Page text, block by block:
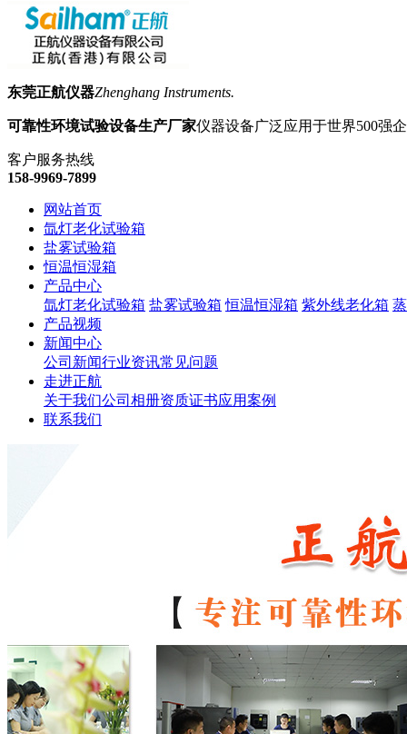
东莞正航仪器Zhenghang Instruments.
可靠性环境试验设备生产厂家仪器设备广泛应用于世界500强
客户服务热线
158-9969-7899
网站首页
氙灯老化试验箱
盐雾试验箱
恒温恒湿箱
产品中心
氙灯老化试验箱 盐雾试验箱 恒温恒湿箱 紫外线老化箱
产品视频
新闻中心
公司新闻行业资讯常见问题
走进正航
关于我们公司相册资质证书应用案例
联系我们